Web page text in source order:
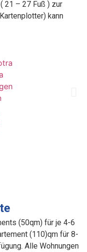
21 – 27 Fuß ) zur
kann
(50qm) für je 4-6
(110)qm für 8-
Alle Wohnungen